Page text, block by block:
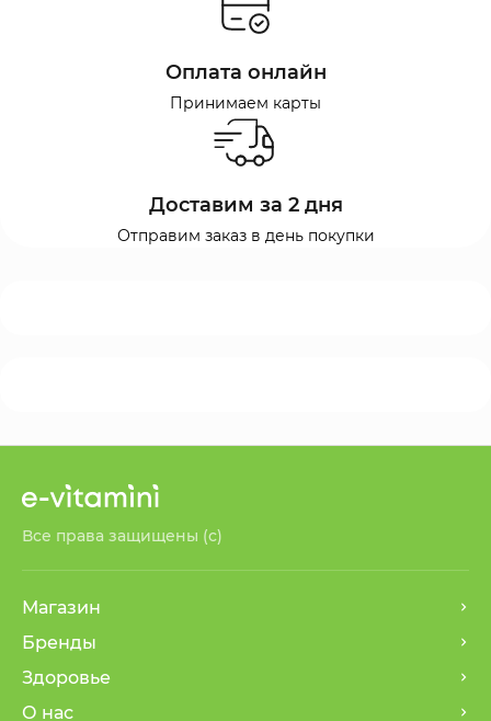
Оплата онлайн
Принимаем карты
Доставим за 2 дня
Отправим заказ в день покупки
Все права защищены (с)
Магазин
Бренды
Здоровье
О нас